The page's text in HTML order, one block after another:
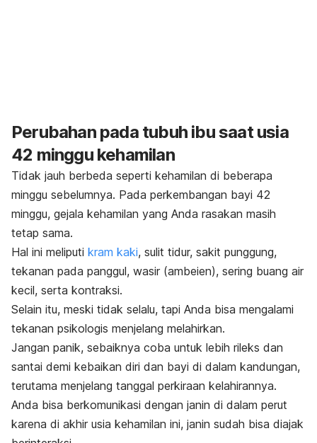
Perubahan pada tubuh ibu saat usia
42 minggu kehamilan
Tidak jauh berbeda seperti kehamilan di beberapa
minggu sebelumnya. Pada perkembangan bayi 42
minggu, gejala kehamilan yang Anda rasakan masih
tetap sama.
Hal ini meliputi kram kaki, sulit tidur, sakit punggung,
tekanan pada panggul, wasir (ambeien), sering buang air
kecil, serta kontraksi.
Selain itu, meski tidak selalu, tapi Anda bisa mengalami
tekanan psikologis menjelang melahirkan.
Jangan panik, sebaiknya coba untuk lebih rileks dan
santai demi kebaikan diri dan bayi di dalam kandungan,
terutama menjelang tanggal perkiraan kelahirannya.
Anda bisa berkomunikasi dengan janin di dalam perut
karena di akhir usia kehamilan ini, janin sudah bisa diajak